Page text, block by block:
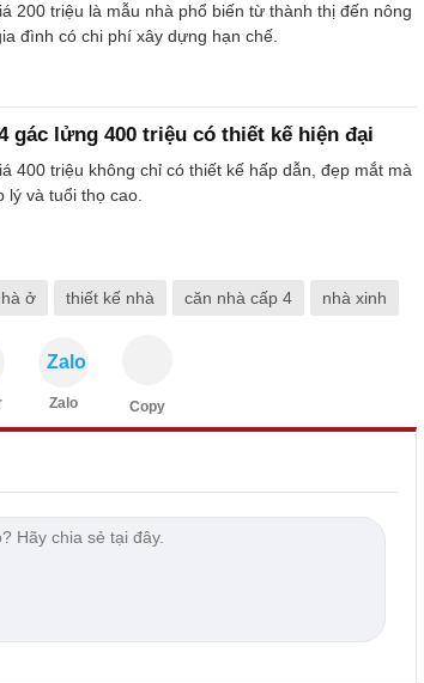
200 triệu là mẫu nhà phổ biến từ thành thị đến nông
đình có chi phí xây dựng hạn chế.
gác lửng 400 triệu có thiết kế hiện đại
400 triệu không chỉ có thiết kế hấp dẫn, đẹp mắt mà
và tuổi thọ cao.
ở thiết kế nhà căn nhà cấp 4 nhà xinh
Zalo
Zalo Copy